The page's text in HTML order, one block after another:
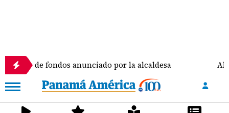
de fondos anunciado por la alcaldesa